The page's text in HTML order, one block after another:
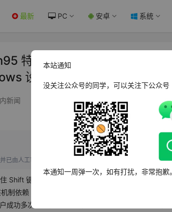
最新 PC 安卓 系统
特殊机制：按住 Shift 重启可
设计 - 果核剥壳
新闻
已由人工审核
Shift 键重启的快速启动技巧，可跳过完整硬件初始
制依赖 win.com 与真实模式协作，尝试重建受保护
成功多次使用，却可能引发崩溃。此设计虽不完善，
本站通知
没关注公众号的同学，可以关注下公众
本通知一周弹一次，如有打扰，非常抱歉。